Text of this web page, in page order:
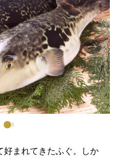
Next
好まれてきたふぐ。しか